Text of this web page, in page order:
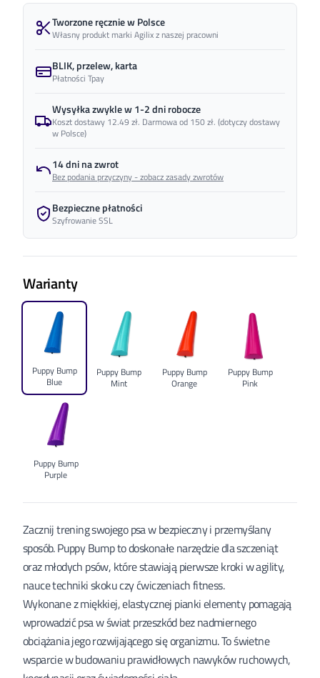
Tworzone ręcznie w Polsce
Własny produkt marki Agilix z naszej pracowni
BLIK, przelew, karta
Płatności Tpay
Wysyłka zwykle w 1-2 dni robocze
Koszt dostawy 12.49 zł. Darmowa od 150 zł. (dotyczy dostawy
w Polsce)
14 dni na zwrot
Bez podania przyczyny - zobacz zasady zwrotów
Bezpieczne płatności
Szyfrowanie SSL
Warianty
Puppy Bump
Blue
Puppy Bump
Mint
Puppy Bump
Orange
Puppy Bump
Pink
Puppy Bump
Purple
Zacznij trening swojego psa w bezpieczny i przemyślany
sposób. Puppy Bump to doskonałe narzędzie dla szczeniąt
oraz młodych psów, które stawiają pierwsze kroki w agility,
nauce techniki skoku czy ćwiczeniach fitness.
Wykonane z miękkiej, elastycznej pianki elementy pomagają
wprowadzić psa w świat przeszkód bez nadmiernego
obciążania jego rozwijającego się organizmu. To świetne
wsparcie w budowaniu prawidłowych nawyków ruchowych,